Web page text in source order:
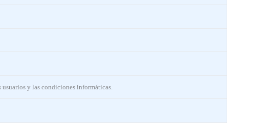
usuarios y las condiciones informáticas.